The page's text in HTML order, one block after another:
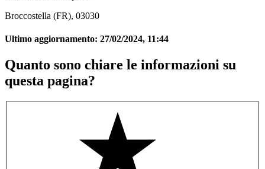
Broccostella (FR), 03030
Ultimo aggiornamento: 27/02/2024, 11:44
Quanto sono chiare le informazioni su
questa pagina?